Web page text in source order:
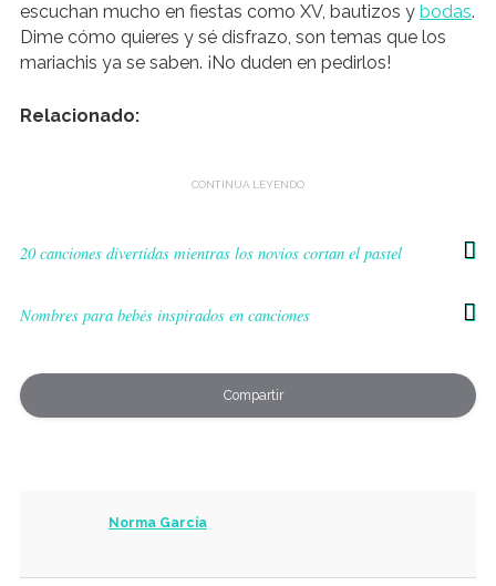
escuchan mucho en fiestas como XV, bautizos y bodas.
Dime cómo quieres y sé disfrazo, son temas que los
mariachis ya se saben. ¡No duden en pedirlos!
Relacionado:
20 canciones divertidas mientras los novios cortan el pastel
Nombres para bebés inspirados en canciones
Compartir
Norma García